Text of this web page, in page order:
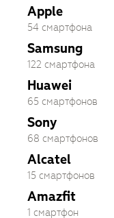
Apple
54 смартфона
Samsung
122 смартфона
Huawei
65 смартфонов
Sony
68 смартфонов
Alcatel
15 смартфонов
Amazfit
1 смартфон